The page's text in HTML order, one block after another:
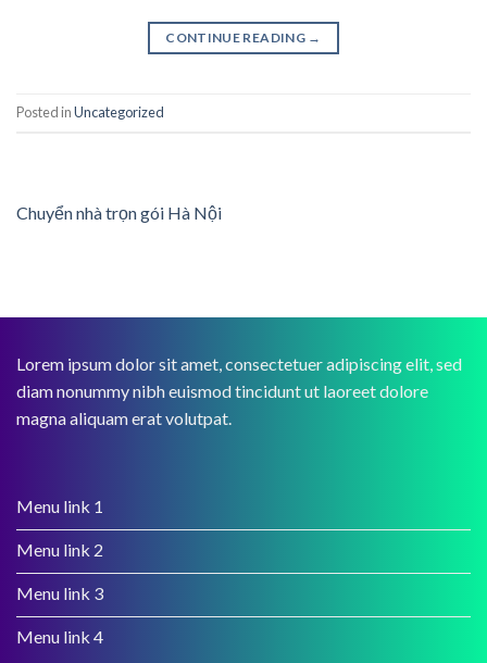
CONTINUE READING →
Posted inUncategorized
Chuyển nhà trọn gói Hà Nội
Lorem ipsum dolor sit amet, consectetuer adipiscing elit, sed
diam nonummy nibh euismod tincidunt ut laoreet dolore
magna aliquam erat volutpat.
Menu link 1
Menu link 2
Menu link 3
Menu link 4